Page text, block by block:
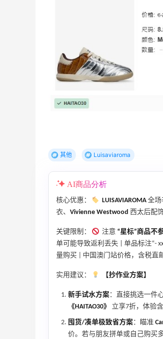
其他 Luisaviaroma
AI商品分析
核心优惠： LUISAVIAROMA全场
衣、 Vivienne Westwood 西太后配饰
关键限制： 注意 “星标”商品不
单可能导致返利丢失 | 单品标注“-
量购买 | 中国澳门站价格，含税直
实用建议： 【抄作业方案】
新手试水方案：直接挑选一件
《HAITAO30》
立享7折，体验
囤货/凑单极致省方案：瞄准
价。若与朋友拼单或自己购买
秋天的第1杯安排上｜库
海淘返利
08月07日
开奖｜社区7月常规主题活
Bobbi Brown美网2026黑
么时候开始？
08月06日
08月06日